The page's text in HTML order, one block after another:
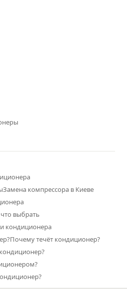
Замена компрессора в Киеве
выбрать
кондиционера
Почему течёт кондиционер?